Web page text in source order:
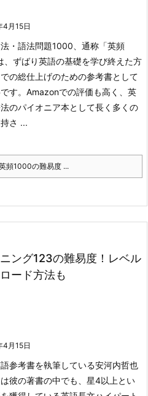
4月15日
・語法問題1000、通称「英頻
、ずばり英語の基礎を学び終えた方
の総仕上げのための参考書として
す。 Amazonでの評価も高く、英
のパイオニア本として長く多くの
さ ...
頻1000の難易度 ...
ング123の難易度！レベル
ード方法も
4月15日
参考書を執筆している安河内哲也
彼の著書の中でも、星4以上とい